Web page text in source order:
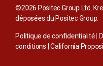
©2026 Positec Group Ltd.
déposées du Positec Group.
Politique de confidentialité |
conditions |California